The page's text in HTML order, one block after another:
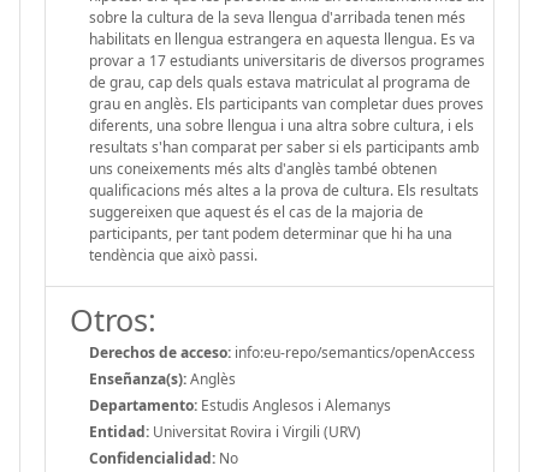
sobre la cultura de la seva llengua d'arribada tenen més
habilitats en llengua estrangera en aquesta llengua. Es va
provar a 17 estudiants universitaris de diversos programes
de grau, cap dels quals estava matriculat al programa de
grau en anglès. Els participants van completar dues proves
diferents, una sobre llengua i una altra sobre cultura, i els
resultats s'han comparat per saber si els participants amb
uns coneixements més alts d'anglès també obtenen
qualificacions més altes a la prova de cultura. Els resultats
suggereixen que aquest és el cas de la majoria de
participants, per tant podem determinar que hi ha una
tendència que això passi.
Otros:
Derechos de acceso: info:eu-repo/semantics/openAccess
Enseñanza(s):Anglès
Departamento: Estudis Anglesos i Alemanys
Entidad: Universitat Rovira i Virgili (URV)
Confidencialidad: No